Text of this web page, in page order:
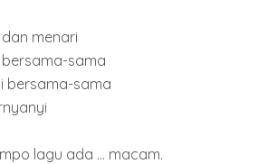
menari
sama
bersama-sama
lagu ada ... macam.